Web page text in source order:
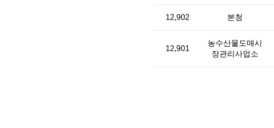
12,902 본청
12,901
농수산물도매시
장관리사업소